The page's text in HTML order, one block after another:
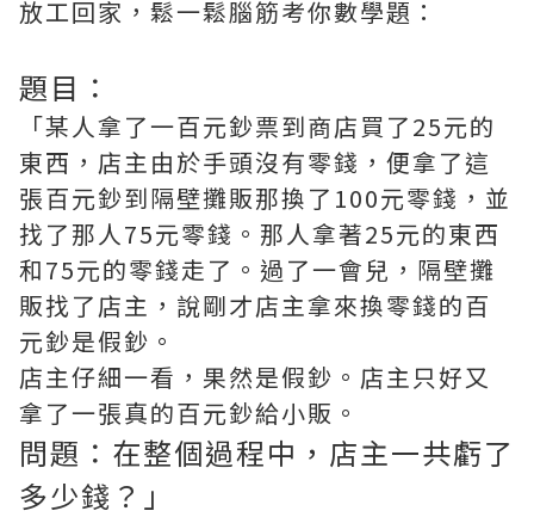
放工回家，鬆一鬆腦筋考你數學題：
題目：
「某人拿了一百元鈔票到商店買了25元的
東西，店主由於手頭沒有零錢，便拿了這
張百元鈔到隔壁攤販那換了100元零錢，並
找了那人75元零錢。那人拿著25元的東西
和75元的零錢走了。過了一會兒，隔壁攤
販找了店主，說剛才店主拿來換零錢的百
元鈔是假鈔。
店主仔細一看，果然是假鈔。店主只好又
拿了一張真的百元鈔給小販。
問題：在整個過程中，店主一共虧了
多少錢？」